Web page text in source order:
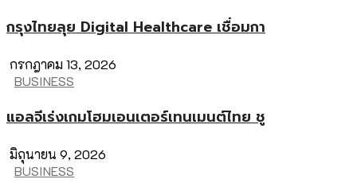
กรุงไทยลุย Digital Healthcare เชื่อมกา
กรกฎาคม 13, 2026
BUSINESS
แอลจีเร่งเกมโฮมเอนเตอร์เทนเมนต์ไทย ชู
มิถุนายน 9, 2026
BUSINESS